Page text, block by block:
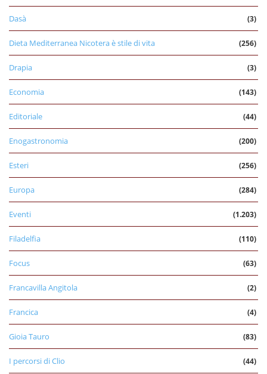
Dasà (3)
Dieta Mediterranea Nicotera è stile di vita (256)
Drapia (3)
Economia (143)
Editoriale (44)
Enogastronomia (200)
Esteri (256)
Europa (284)
Eventi (1.203)
Filadelfia (110)
Focus (63)
Francavilla Angitola (2)
Francica (4)
Gioia Tauro (83)
I percorsi di Clio (44)